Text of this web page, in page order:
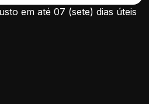
em até 07 (sete) dias úteis